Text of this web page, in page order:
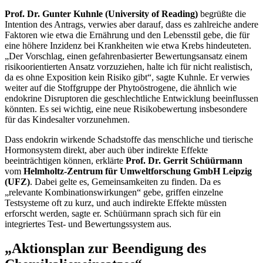
Prof. Dr. Gunter Kuhnle (University of Reading) begrüßte die
Intention des Antrags, verwies aber darauf, dass es zahlreiche andere
Faktoren wie etwa die Ernährung und den Lebensstil gebe, die für
eine höhere Inzidenz bei Krankheiten wie etwa Krebs hindeuteten.
„Der Vorschlag, einen gefahrenbasierter Bewertungsansatz einem
risikoorientierten Ansatz vorzuziehen, halte ich für nicht realistisch,
da es ohne Exposition kein Risiko gibt“, sagte Kuhnle. Er verwies
weiter auf die Stoffgruppe der Phytoöstrogene, die ähnlich wie
endokrine Disruptoren die geschlechtliche Entwicklung beeinflussen
könnten. Es sei wichtig, eine neue Risikobewertung insbesondere
für das Kindesalter vorzunehmen.
Dass endokrin wirkende Schadstoffe das menschliche und tierische
Hormonsystem direkt, aber auch über indirekte Effekte
beeinträchtigen können, erklärte Prof. Dr. Gerrit Schüürmann
vom Helmholtz-Zentrum für Umweltforschung GmbH Leipzig
(UFZ). Dabei gelte es, Gemeinsamkeiten zu finden. Da es
„relevante Kombinationswirkungen“ gebe, griffen einzelne
Testsysteme oft zu kurz, und auch indirekte Effekte müssten
erforscht werden, sagte er. Schüürmann sprach sich für ein
integriertes Test- und Bewertungssystem aus.
„Aktionsplan zur Beendigung des